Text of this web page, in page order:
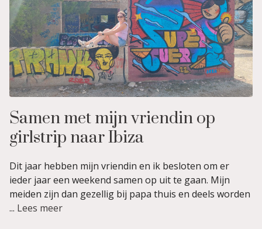
Samen met mijn vriendin op
girlstrip naar Ibiza
Dit jaar hebben mijn vriendin en ik besloten om er
ieder jaar een weekend samen op uit te gaan. Mijn
meiden zijn dan gezellig bij papa thuis en deels worden
... Lees meer